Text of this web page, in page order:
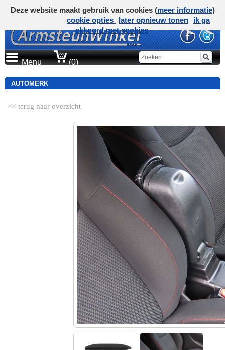
Menu (0)
AUTOMERK
<< terug naar overzicht
Deze website maakt gebruik van cookies (meer informatie)
cookie opties
later opnieuw tonen
ik ga
akkoord met cookies